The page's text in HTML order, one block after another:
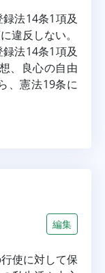
法14条1項及
違反しない。
法14条1項及
、良心の自由
、憲法19条に
編集
使に対して保